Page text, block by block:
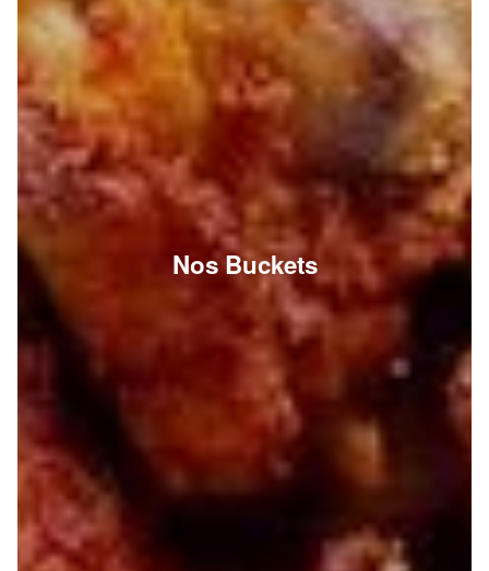
Nos Buckets